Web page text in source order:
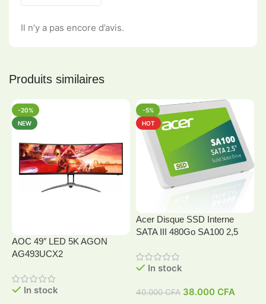
Il n’y a pas encore d’avis.
Produits similaires
-20%
NEW
AOC 49″ LED 5K AGON
AG493UCX2
In stock
-5%
HOT
Acer Disque SSD Interne
SATA III 480Go SA100 2,5
In stock
40.000CFA 38.000 CFA